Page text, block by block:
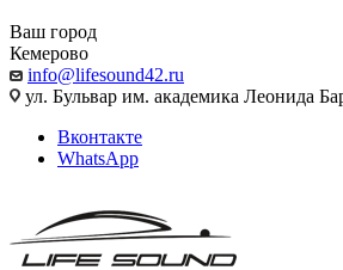
Ваш город
Кемерово
info@lifesound42.ru
ул. Бульвар им. академика Леонида
Вконтакте
WhatsApp